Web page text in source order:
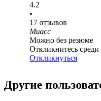
4.2
•
17 отзывов
Миасс
Можно без резюме
Откликнитесь
Откликнуться
Другие